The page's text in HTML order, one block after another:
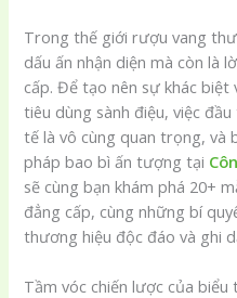
Trong thế giới rượu vang
dấu ấn nhận diện mà còn là
cấp. Để tạo nên sự khác
tiêu dùng sành điệu, việc
tế là vô cùng quan trọng, và
pháp bao bì ấn tượng tại
sẽ cùng bạn khám phá 20+
đẳng cấp, cùng những bí
thương hiệu độc đáo và ghi
Tầm vóc chiến lược của